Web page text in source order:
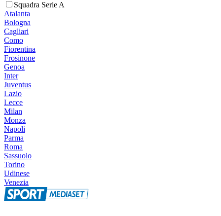
Squadra Serie A
Atalanta
Bologna
Cagliari
Como
Fiorentina
Frosinone
Genoa
Inter
Juventus
Lazio
Lecce
Milan
Monza
Napoli
Parma
Roma
Sassuolo
Torino
Udinese
Venezia